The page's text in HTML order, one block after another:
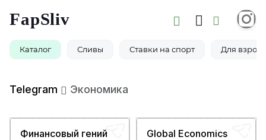
FapSliv
Каталог Сливы Ставки на спорт Для
Telegram Экономика
Финансовый гений Global Economics